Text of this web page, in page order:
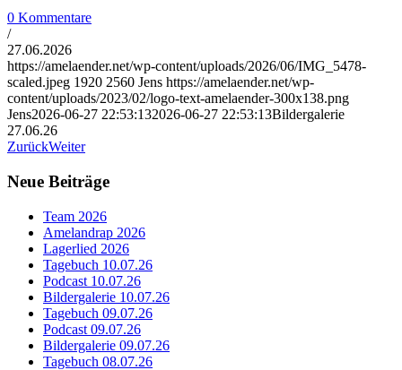
0 Kommentare
/
27.06.2026
https://amelaender.net/wp-content/uploads/2026/06/IMG_5478-
scaled.jpeg 1920 2560 Jens https://amelaender.net/wp-
content/uploads/2023/02/logo-text-amelaender-300x138.png
Jens2026-06-27 22:53:132026-06-27 22:53:13Bildergalerie
27.06.26
ZurückWeiter
Neue Beiträge
Team 2026
Amelandrap 2026
Lagerlied 2026
Tagebuch 10.07.26
Podcast 10.07.26
Bildergalerie 10.07.26
Tagebuch 09.07.26
Podcast 09.07.26
Bildergalerie 09.07.26
Tagebuch 08.07.26